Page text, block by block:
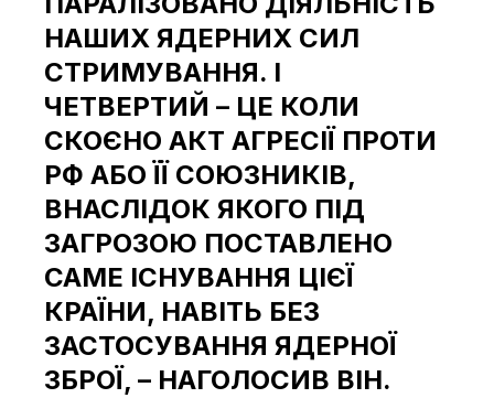
НАШИХ ЯДЕРНИХ СИЛ
СТРИМУВАННЯ. І
ЧЕТВЕРТИЙ – ЦЕ КОЛИ
СКОЄНО АКТ АГРЕСІЇ ПРОТИ
РФ АБО ЇЇ СОЮЗНИКІВ,
ВНАСЛІДОК ЯКОГО ПІД
ЗАГРОЗОЮ ПОСТАВЛЕНО
САМЕ ІСНУВАННЯ ЦІЄЇ
КРАЇНИ, НАВІТЬ БЕЗ
ЗАСТОСУВАННЯ ЯДЕРНОЇ
ЗБРОЇ, – НАГОЛОСИВ ВІН.